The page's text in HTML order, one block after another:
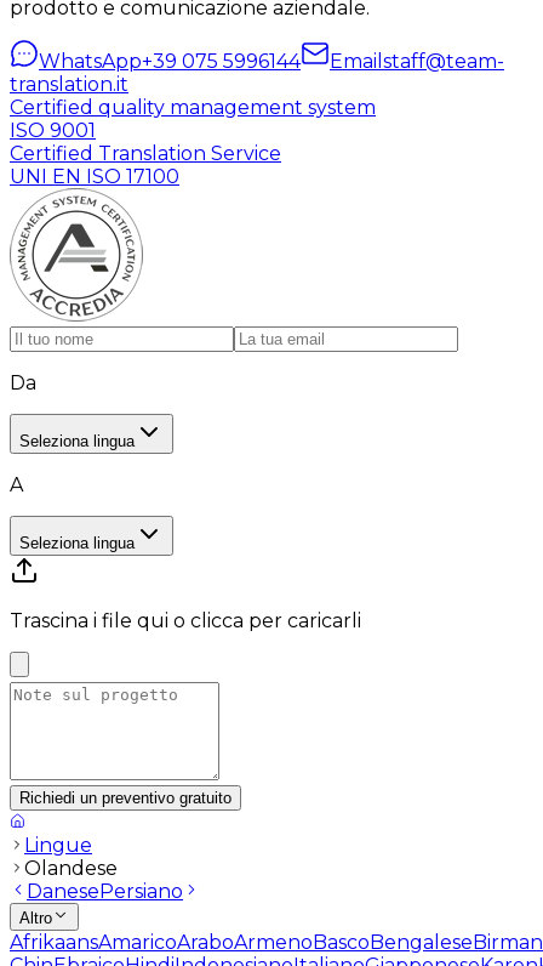
prodotto e comunicazione aziendale.
WhatsApp+39 075 5996144 Email staff@team-
translation.it
Certified quality management system
ISO 9001
Certified Translation Service
UNI EN ISO 17100
Da
Seleziona lingua
A
Seleziona lingua
Trascina i file qui o clicca per caricarli
Richiedi un preventivo gratuito
Lingue
Olandese
DanesePersiano
Altro
AfrikaansAmaricoAraboArmenoBascoBengalese